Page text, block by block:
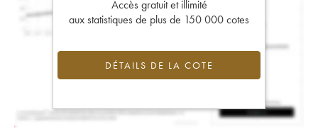
Accès gratuit et illimité
aux statistiques de plus de 150 000 cotes
DÉTAILS DE LA COTE